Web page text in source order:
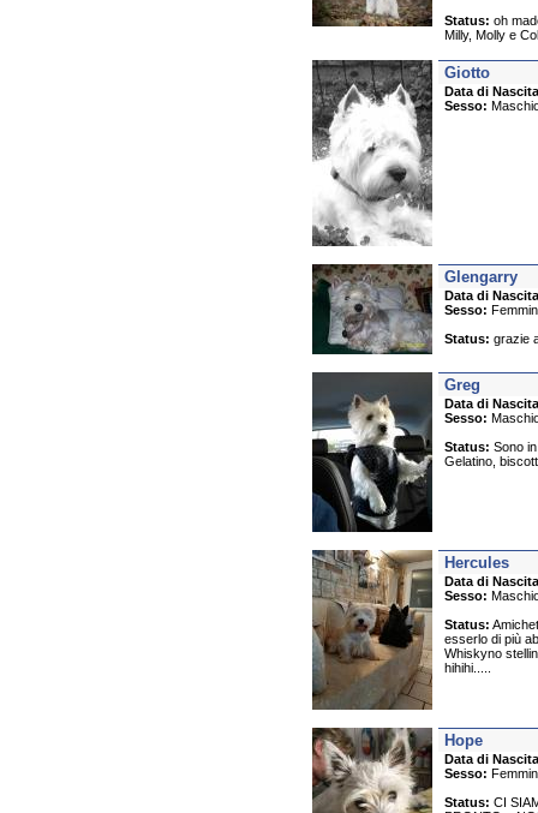
Status: oh
Milly, Molly e
Giotto
Data di
Sesso:
Glengarry
Data di
Sesso:
Status: grazie
Greg
Data di
Sesso:
Status: Sono
Gelatino,
Hercules
Data di
Sesso:
Status:
esserlo di più
Whiskyno
hihihi.....
Hope
Data di
Sesso:
Status: CI